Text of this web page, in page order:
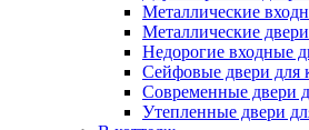
Металлические
Металлические
Недорогие входные
Сейфовые двери для
Современные двери
Утепленные двери